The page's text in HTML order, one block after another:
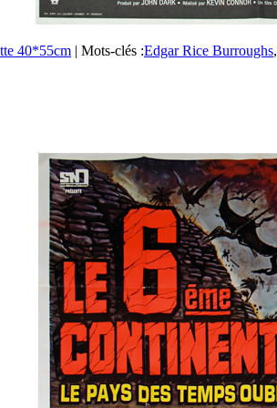
40*55cm | Mots-clés :Edgar Rice Burroughs,